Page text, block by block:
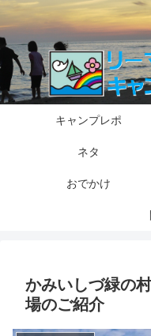
キャンプレポ
ネタ
おでかけ
かみいしづ緑の
場のご紹介